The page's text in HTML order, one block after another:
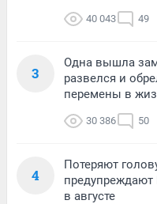
40 043 49
3
Одна вышла
развелся и
перемены в
30 386 50
4
Потеряют
в августе